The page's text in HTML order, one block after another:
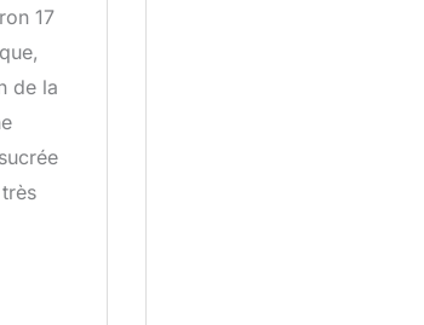
17
de la